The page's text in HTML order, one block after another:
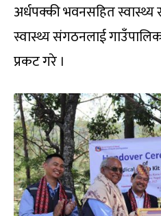
अर्धपक्की भवनसहित स्वास्थ्य
स्वास्थ्य संगठनलाई
प्रकट गरे ।